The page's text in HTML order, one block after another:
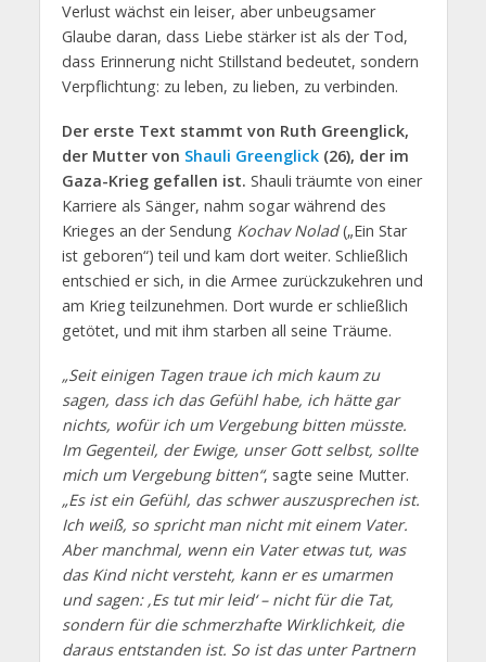
Verlust wächst ein leiser, aber unbeugsamer
Glaube daran, dass Liebe stärker ist als der Tod,
dass Erinnerung nicht Stillstand bedeutet, sondern
Verpflichtung: zu leben, zu lieben, zu verbinden.
Der erste Text stammt von Ruth Greenglick,
der Mutter von Shauli Greenglick(26), der im
Gaza-Krieg gefallen ist. Shauli träumte von einer
Karriere als Sänger, nahm sogar während des
Krieges an der Sendung Kochav Nolad(„Ein Star
ist geboren“) teil und kam dort weiter. Schließlich
entschied er sich, in die Armee zurückzukehren und
am Krieg teilzunehmen. Dort wurde er schließlich
getötet, und mit ihm starben all seine Träume.
„Seit einigen Tagen traue ich mich kaum zu
sagen, dass ich das Gefühl habe, ich hätte gar
nichts, wofür ich um Vergebung bitten müsste.
Im Gegenteil, der Ewige, unser Gott selbst, sollte
mich um Vergebung bitten“, sagte seine Mutter.
„Es ist ein Gefühl, das schwer auszusprechen ist.
Ich weiß, so spricht man nicht mit einem Vater.
Aber manchmal, wenn ein Vater etwas tut, was
das Kind nicht versteht, kann er es umarmen
und sagen: ‚Es tut mir leid‘ – nicht für die Tat,
sondern für die schmerzhafte Wirklichkeit, die
daraus entstanden ist. So ist das unter Partnern